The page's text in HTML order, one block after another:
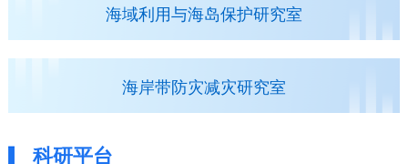
海域利用与海岛保护研究室
海岸带防灾减灾研究室
科研平台